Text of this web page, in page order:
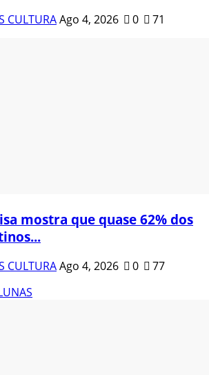
CULTURAAgo 4, 2026 0 71
mostra que quase 62% dos
CULTURAAgo 4, 2026 0
77